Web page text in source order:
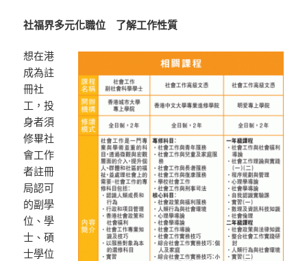
社福界多元化職位 了解工作性質
想在港
成為註
冊社
工，投
身者須
修畢社
會工作
者註冊
局認可
的副學
位、學
士、碩
士學位